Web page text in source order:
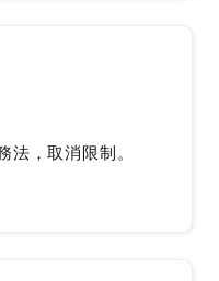
法，取消限制。